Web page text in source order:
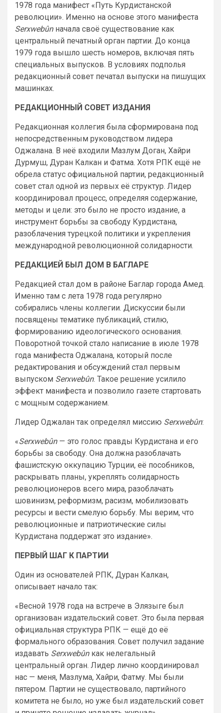
1978 года манифест «Путь Курдистанской
революции». Именно на основе этого манифеста
Serxwebûnначала своё существование как
центральный печатный орган партии. До конца
1979 года вышло шесть номеров, включая пять
специальных выпусков. В условиях подполья
редакционный совет печатал выпуски на пишущих
машинках.
РЕДАКЦИОННЫЙ СОВЕТ ИЗДАНИЯ
Редакционная коллегия была сформирована под
непосредственным руководством лидера
Оджалана. В неё входили Мазлум Доган, Хайри
Дурмуш, Дуран Калкан и Фатма. Хотя РПК ещё не
обрела статус официальной партии, редакционный
совет стал одной из первых её структур. Лидер
координировал процесс, определяя содержание,
методы и цели: это было не просто издание, а
инструмент борьбы за свободу Курдистана,
разоблачения турецкой политики и укрепления
международной революционной солидарности.
РЕДАКЦИЕЙ БЫЛ ДОМ В БАГЛАРЕ
Редакцией стал дом в районе Баглар города Амед.
Именно там с лета 1978 года регулярно
собирались члены коллегии. Дискуссии были
посвящены тематике публикаций, стилю,
формированию идеологического основания.
Поворотной точкой стало написание в июле 1978
года манифеста Оджалана, который после
редактирования и обсуждений стал первым
выпуском Serxwebûn. Такое решение усилило
эффект манифеста и позволило газете стартовать
с мощным содержанием.
Лидер Оджалан так определял миссию Serxwebûn:
«Serxwebûn— это голос правды Курдистана и его
борьбы за свободу. Она должна разоблачать
фашистскую оккупацию Турции, её пособников,
раскрывать планы, укреплять солидарность
революционеров всего мира, разоблачать
шовинизм, реформизм, расизм, мобилизовать
ресурсы и вести смелую борьбу. Мы верим, что
революционные и патриотические силы
Курдистана поддержат это издание».
ПЕРВЫЙ ШАГ К ПАРТИИ
Один из основателей РПК, Дуран Калкан,
описывает начало так:
«Весной 1978 года на встрече в Элязыге был
организован издательский совет. Это была первая
официальная структура РПК — ещё до её
формального образования. Совет получил задание
издавать Serxwebûnкак нелегальный
центральный орган. Лидер лично координировал
нас — меня, Мазлума, Хайри, Фатму. Мы были
пятером. Партии не существовало, партийного
комитета не было, но уже был издательский совет